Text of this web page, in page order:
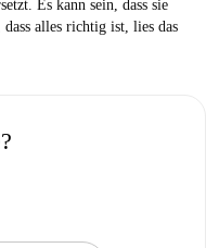
Es kann sein, dass sie
alles richtig ist, lies das